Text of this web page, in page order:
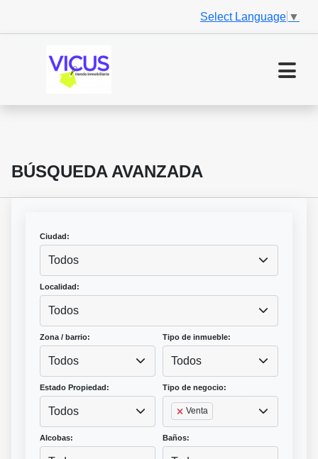
Select Language ▼
BÚSQUEDA AVANZADA
Ciudad:
Todos
Localidad:
Todos
Zona / barrio:
Todos
Tipo de inmueble:
Todos
Estado Propiedad:
Todos
Tipo de negocio:
Venta
Alcobas: Baños: